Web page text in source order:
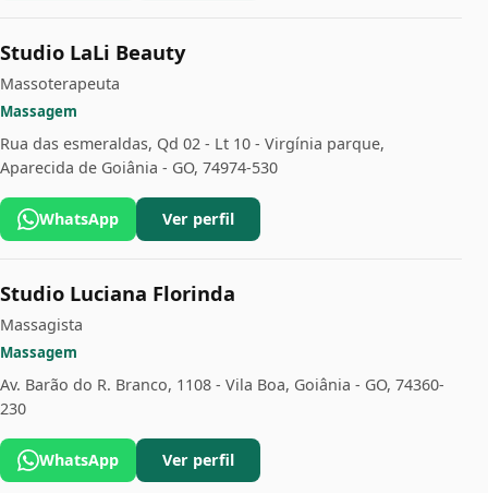
Studio LaLi Beauty
Massoterapeuta
Massagem
Rua das esmeraldas, Qd 02 - Lt 10 - Virgínia parque,
Aparecida de Goiânia - GO, 74974-530
WhatsApp Ver perfil
Studio Luciana Florinda
Massagista
Massagem
Av. Barão do R. Branco, 1108 - Vila Boa, Goiânia - GO, 74360-
230
WhatsApp Ver perfil